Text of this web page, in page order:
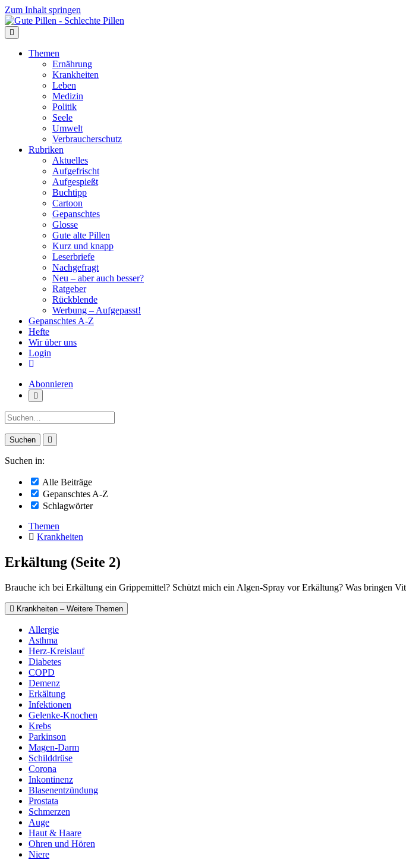
Zum Inhalt springen
Themen
Ernährung
Krankheiten
Leben
Medizin
Politik
Seele
Umwelt
Verbraucherschutz
Rubriken
Aktuelles
Aufgefrischt
Aufgespießt
Buchtipp
Cartoon
Gepanschtes
Glosse
Gute alte Pillen
Kurz und knapp
Leserbriefe
Nachgefragt
Neu – aber auch besser?
Ratgeber
Rückblende
Werbung – Aufgepasst!
Gepanschtes A-Z
Hefte
Wir über uns
Login
Abonnieren
Suche:
Suchen in:
Alle Beiträge
Gepanschtes A-Z
Schlagwörter
Themen
Krankheiten
Erkältung (Seite 2)
Brauche ich bei Erkältung ein Grippemittel? Schützt mich ein Algen-Spray vor Erkältung? Was bringen
Krankheiten – Weitere Themen
Allergie
Asthma
Herz-Kreislauf
Diabetes
COPD
Demenz
Erkältung
Infektionen
Gelenke-Knochen
Krebs
Parkinson
Magen-Darm
Schilddrüse
Corona
Inkontinenz
Blasenentzündung
Prostata
Schmerzen
Auge
Haut & Haare
Ohren und Hören
Niere